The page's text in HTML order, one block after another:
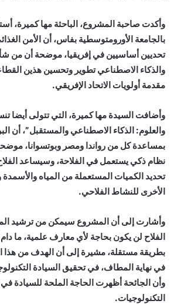
وأكدت صاحبة المشروع، الباحثة ‏مها كميرة،
بالجامعة الأورومتوسطية بفاس، أن الأمن
تحديين أساسيين في إفريقيا، موضحة أن من
‏والذكاء الاصطناعي تطوير وتحسين هذين
مقدمة أولويات ‏الاتحاد الإفريقي.‏
وأضافت السيدة مها كميرة، التي تتولى أيضا
والعلوم: الذكاء الاصطناعي ‏والمستقبل”، أن
بمساعدة كل من رواندا ومصر وبوتسوانا،
نظام ذكي يستعمل في الفلاحة، وسيساعد
تحديد ‏الكميات المستعملة من المياه
الأخرى للنشاط الفلاحي.‏
وأشارت إلى أن المشروع سيمكن من ترشيد
الفلاح لن يكون بحاجة لأي معارف ‏علمية، ما
بطريقة مستقلة، مشيرة إلى أن الهدف من هذا
في نهاية المطاف، في تحقيق السيادة
وأن الجائحة أظهرت ‏الحاجة الملحة للسيادة
التكنولوجيات.‏